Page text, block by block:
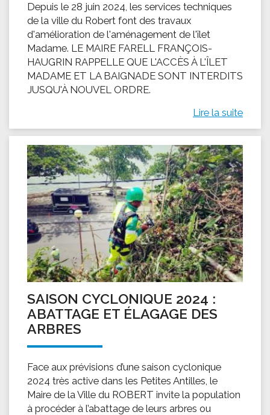
Depuis le 28 juin 2024, les services techniques
de la ville du Robert font des travaux
d'amélioration de l'aménagement de l'îlet
Madame. LE MAIRE FARELL FRANÇOIS-
HAUGRIN RAPPELLE QUE L'ACCÈS À L'ÎLET
MADAME ET LA BAIGNADE SONT INTERDITS
JUSQU'À NOUVEL ORDRE.
Lire la suite
SAISON CYCLONIQUE 2024 :
ABATTAGE ET ÉLAGAGE DES
ARBRES
Face aux prévisions d’une saison cyclonique
2024 très active dans les Petites Antilles, le
Maire de la Ville du ROBERT invite la population
à procéder à l’abattage de leurs arbres ou